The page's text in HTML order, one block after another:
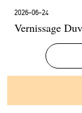
2026-06-24
Vernissage